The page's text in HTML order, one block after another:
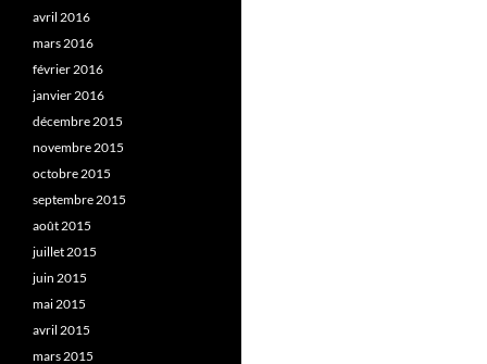
avril 2016
mars 2016
février 2016
janvier 2016
décembre 2015
novembre 2015
octobre 2015
septembre 2015
août 2015
juillet 2015
juin 2015
mai 2015
avril 2015
mars 2015